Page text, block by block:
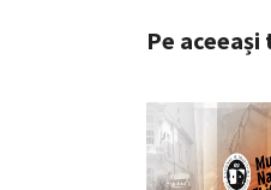
Pe aceeași